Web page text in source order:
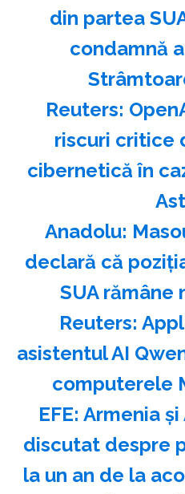
din partea
condamnă
Reuters:
riscuri critice
cibernetică în
Anadolu:
declară că
SUA rămâne
Reuters:
asistentul AI
computerele
EFE: Armenia
discutat despre
la un an de la